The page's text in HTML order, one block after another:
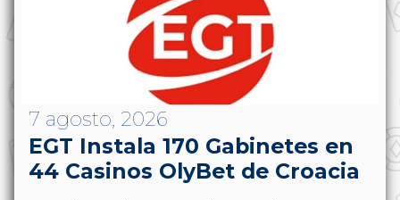
7 agosto, 2026
EGT Instala 170 Gabinetes en
44 Casinos OlyBet de Croacia